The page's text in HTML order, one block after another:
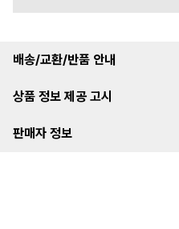
배송/교환/반품 안내
상품 정보 제공 고시
판매자 정보